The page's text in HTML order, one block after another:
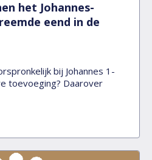
het Johannes-
eend in de
bij Johannes 1-
toevoeging? Daarover